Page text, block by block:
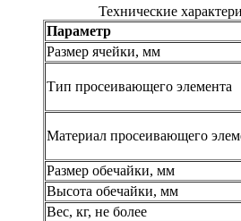
Технические
Параметр
Размер ячейки, мм
Тип просеивающего элемента
Материал просеивающего
Размер обечайки, мм
Высота обечайки, мм
Вес, кг, не более